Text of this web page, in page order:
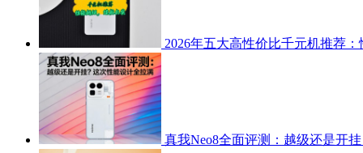
2026年五大高性价比千元机推荐：
真我Neo8全面评测：越级还是开